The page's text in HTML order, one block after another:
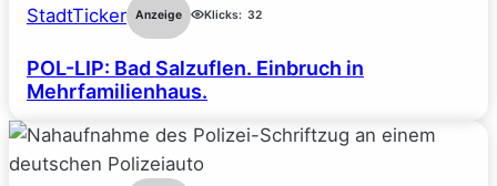
StadtTicker Anzeige Klicks: 32
POL-LIP: Bad Salzuflen. Einbruch in
Mehrfamilienhaus.